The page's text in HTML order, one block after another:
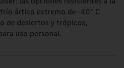
ártico extremo de -40° C
de desiertos y trópicos,
uso personal.